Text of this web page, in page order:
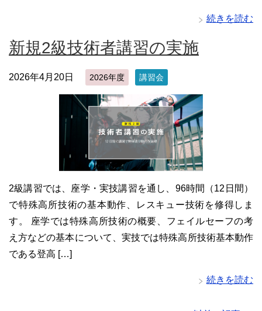
続きを読む
新規2級技術者講習の実施
2026年4月20日 2026年度 講習会
2級講習では、座学・実技講習を通し、96時間（12日間）
で特殊高所技術の基本動作、レスキュー技術を修得しま
す。 座学では特殊高所技術の概要、フェイルセーフの考
え方などの基本について、実技では特殊高所技術基本動作
である登高 […]
続きを読む